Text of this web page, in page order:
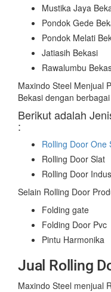
Mustika Jaya
Pondok Gede
Pondok Melati
Jatiasih Bekasi
Rawalumbu
Maxindo Steel Menjual
Bekasi dengan
Berikut adalah
:
Rolling Door One
Rolling Door Slat
Rolling Door
Selain Rolling Door
Folding gate
Folding Door Pvc
Pintu Harmonika
Jual Rolling
Maxindo Steel menjual